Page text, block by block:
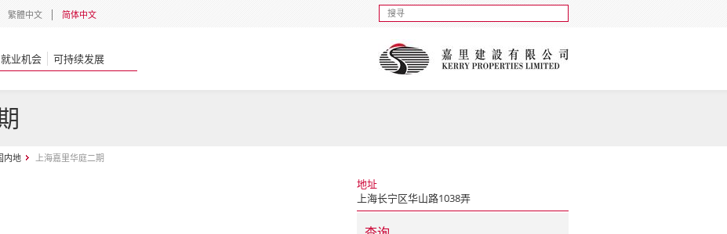
繁體中文 简体中文
就业机会 可持续发展
内地 上海嘉里华庭二期
地址
上海长宁区华山路1038弄